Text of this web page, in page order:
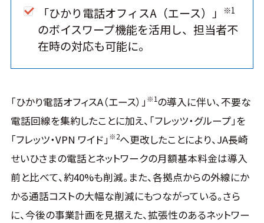
「ひかり電話オフィスA（エース）」
※1
のボイスワープ機能を活用し、担当者不
在時の対応も可能に。
「ひかり電話オフィスA（エース）」 ※1の導入に伴い、不要な
電話回線を集約したことに加え、「フレッツ・グループ」を
「フレッツ・VPN ワイド」 ※2へ更改したことにより、JA長崎
せいひさまの電話とネットワークの月額基本料金は導入
前と比べて、約40%も削減。また、各拠点からの外線にか
かる通話コストの大幅な削減にもつながっている。さら
に、今後の事業計画を見据えた、拡張性のあるネットワー